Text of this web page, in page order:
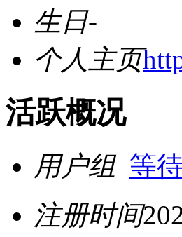
生日-
个人主页
活跃概况
用户组 等
注册时间